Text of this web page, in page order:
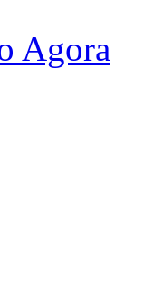
Agora